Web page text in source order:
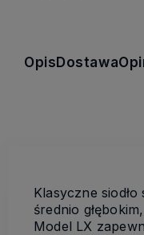
OpisDostawa
Klasyczne
średnio
Model LX